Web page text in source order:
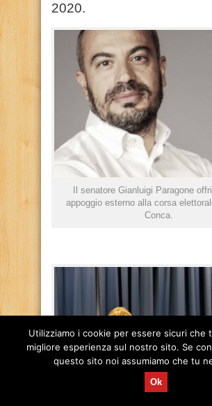
2020.
Il senatore Gianluigi Paragone
appoggio esterno alla corsa
Conca.
Utilizziamo i cookie per essere sicuri che
migliore esperienza sul nostro sito. Se
questo sito noi assumiamo che tu
Ok